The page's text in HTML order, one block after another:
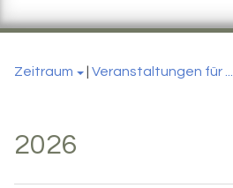
Zeitraum Veranstaltungen für ...
2026